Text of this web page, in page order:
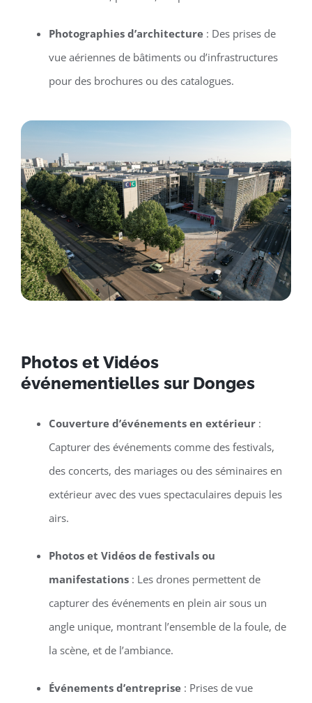
Photographies d’architecture: Des prises de
vue aériennes de bâtiments ou d’infrastructures
pour des brochures ou des catalogues.
Photos et Vidéos
événementielles sur Donges
Couverture d’événements en extérieur:
Capturer des événements comme des festivals,
des concerts, des mariages ou des séminaires en
extérieur avec des vues spectaculaires depuis les
airs.
Photos et Vidéos de festivals ou
manifestations: Les drones permettent de
capturer des événements en plein air sous un
angle unique, montrant l’ensemble de la foule, de
la scène, et de l’ambiance.
Événements d’entreprise: Prises de vue